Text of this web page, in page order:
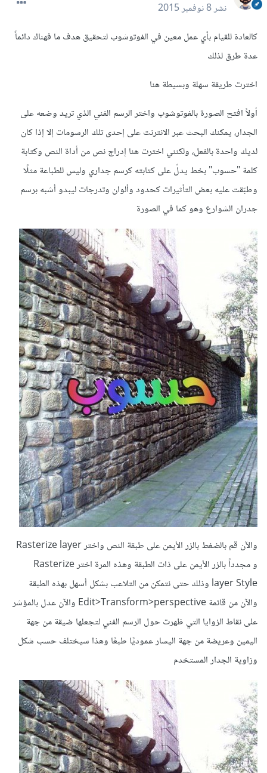
نشر8 نوفمبر 2015
كالعادة للقيام بأي عمل معين في الفوتوشوب لتحقيق هدف ما فهناك دائماً
عدة طرق لذلك
اخترت طريقة سهلة وبسيطة هنا
أولاً افتح الصورة بالفوتوشوب واختر الرسم الفني الذي تريد وضعه على
الجدار، يمكنك البحث عبر الانترنت على إحدى تلك الرسومات إلا إذا كان
لديك واحدة بالفعل، ولكنني اخترت هنا إدراج نص من أداة النص وكتابة
كلمة "حسوب" بخط يدلّ على كتابته كرسم جداري وليس للطباعة مثلًا
وطبّقت عليه بعض التأثيرات كحدود وألوان وتدرجات ليبدو أشبه برسم
جدران الشوارع وهو كما في الصورة
والآن قم بالضغط بالزر الأيمن على طبقة النص واختر Rasterize layer
و مجدداً بالزر الأيمن على ذات الطبقة وهذه المرة اختر Rasterize
layer Style وذلك حتى نتمكن من التلاعب بشكل أسهل بهذه الطبقة
والآن من قائمة Edit>Transform>perspective والآن عدل بالمؤشر
على نقاط الزوايا التي ظهرت حول الرسم الفني لتجعلها ضيقة من جهة
اليمين وعريضة من جهة اليسار عموديًا طبعًا وهذا سيختلف حسب شكل
وزاوية الجدار المستخدم